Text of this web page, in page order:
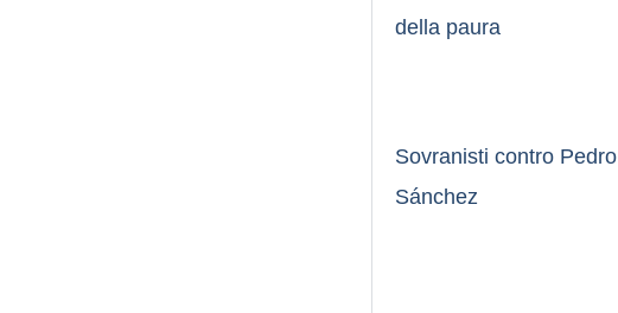
della paura
Sovranisti contro Pedro
Sánchez